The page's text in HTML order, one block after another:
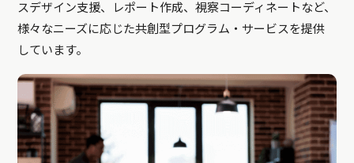
スデザイン支援、レポート作成、視察コーディネートなど、
様々なニーズに応じた共創型プログラム・サービスを提供
しています。